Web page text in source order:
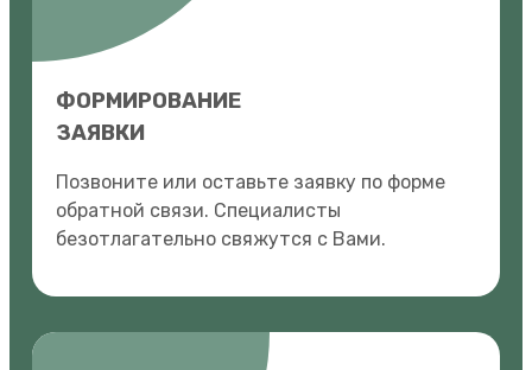
ФОРМИРОВАНИЕ
ЗАЯВКИ
Позвоните или оставьте заявку по форме
обратной связи. Специалисты
безотлагательно свяжутся с Вами.